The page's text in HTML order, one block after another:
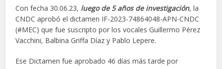
Con fecha 30.06.23, luego de 5 años de investigación, la
CNDC aprobó el dictamen IF-2023-74864048-APN-CNDC
(#MEC) que fue suscripto por los vocales Guillermo Pérez
Vacchini, Balbina Griffa Díaz y Pablo Lepere.
Ese Dictamen fue aprobado 46 días más tarde por